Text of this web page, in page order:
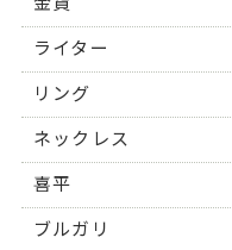
ライター
リング
ネックレス
喜平
ブルガリ